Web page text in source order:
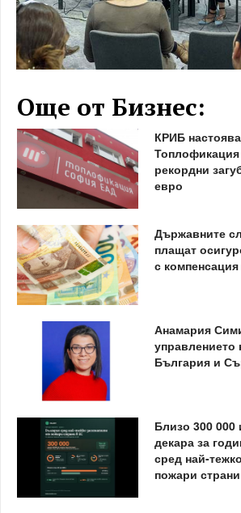
Още от Бизнес:
КРИБ
рекордни
евро
Държавните
плащат
с
Анамария
управлението
България и
Близо 300 000
декара за
сред най-
пожари